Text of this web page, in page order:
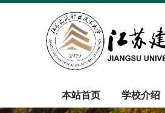
本站首页 学校介绍